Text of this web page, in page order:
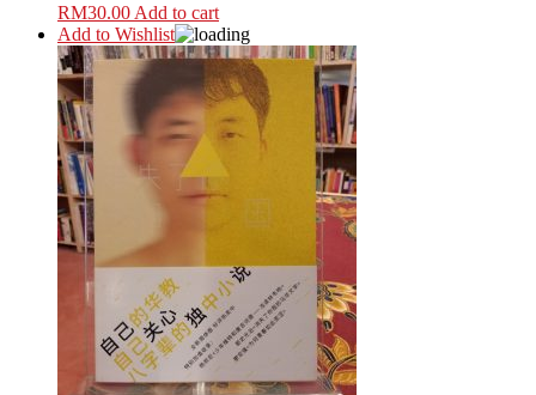
RM30.00 Add to cart
Add to Wishlist